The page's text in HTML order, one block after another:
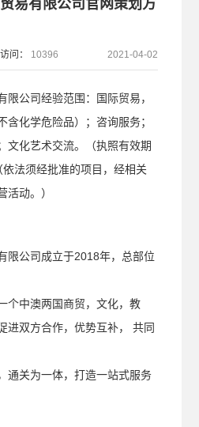
易有限公司官网策划方
访问： 10396 2021-04-02
限公司经验范围：国际贸易，
含化学危险品）；咨询服务；
文化艺术交流。（执照有效期
法须经批准的项目，经相关
活动。）
限公司成立于2018年，总部位
个中澳两国商贸，文化，教
进双方合作，优势互补， 共同
通关为一体，打造一站式服务